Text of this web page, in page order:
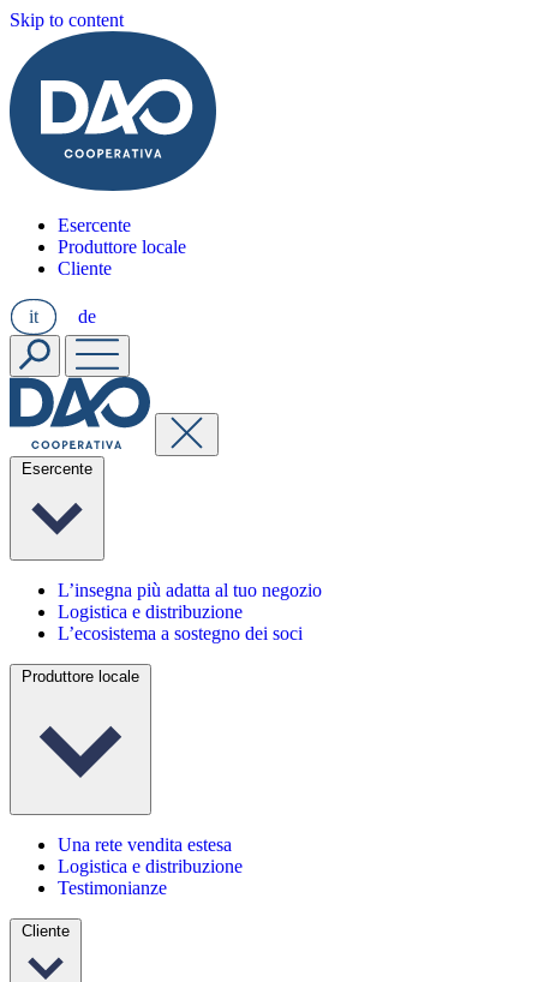
Skip to content
Esercente
Produttore locale
Cliente
it de
Esercente
L’insegna più adatta al tuo negozio
Logistica e distribuzione
L’ecosistema a sostegno dei soci
Produttore locale
Una rete vendita estesa
Logistica e distribuzione
Testimonianze
Cliente